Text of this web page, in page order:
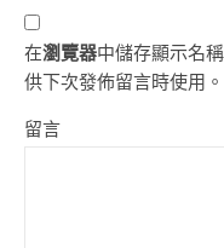
在瀏覽器中儲存顯示名
供下次發佈留言時使用。
留言